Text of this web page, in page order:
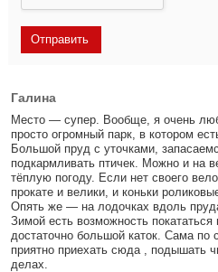
Галина
Место — супер. Вообще, я очень
просто огромный парк, в котором
Большой пруд с уточками,
подкармливать птичек. Можно и на
тёплую погоду. Если нет своего
прокате и велики, и коньки
Опять же — на лодочках вдоль
Зимой есть возможность покататься
достаточно большой каток. Сама по
приятно приехать сюда , подышать
делах.